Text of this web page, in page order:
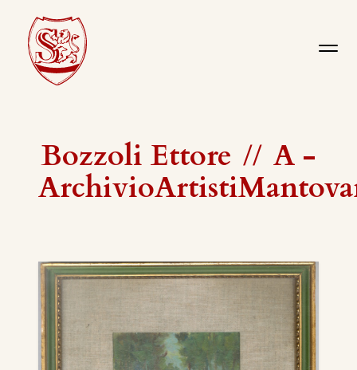
Bozzoli Ettore // A -